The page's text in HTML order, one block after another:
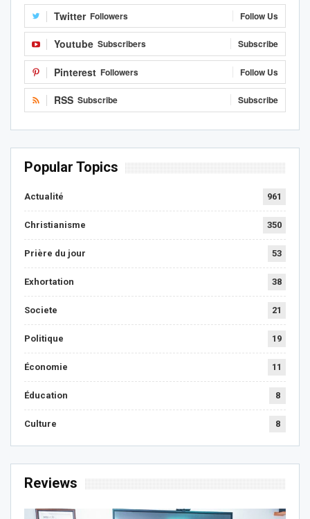
Twitter Followers Follow Us
Youtube Subscribers Subscribe
Pinterest Followers Follow Us
RSS Subscribe Subscribe
Popular Topics
Actualité 961
Christianisme 350
Prière du jour 53
Exhortation 38
Societe 21
Politique 19
Économie 11
Éducation 8
Culture 8
Reviews